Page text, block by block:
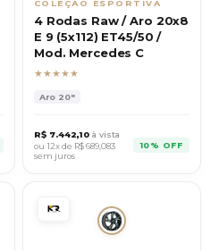
COLEÇÃO ESPORTIVA
4 Rodas Raw / Aro 20x8
E 9 (5x112) ET45/50 /
Mod. Mercedes C
★★★★★
Aro 20"
R$ 7.442,10 à vista
ou 12x de R$689,083
sem juros
10% OFF